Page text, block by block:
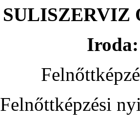
SULISZERVIZ
Iroda:
Felnőttképzési